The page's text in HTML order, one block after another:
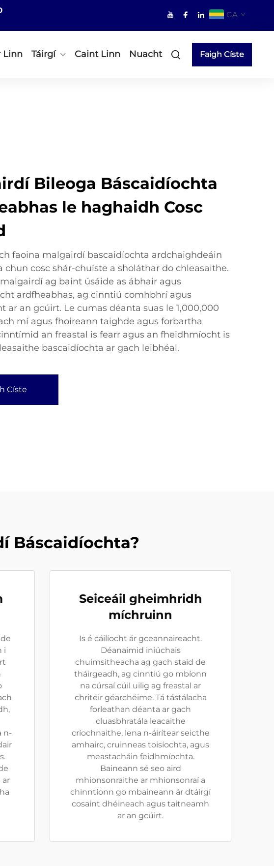
GA
Linn Táirgí Caint Linn Nuacht Faigh Císte
Bileoga Báscaidíochta
le haghaidh Cosc
faoina malgairdí bascaidíochta ardchaighdeáin
chun cosc shár-chuíste a sholáthar do chleasaithe.
ag baint úsáide as ábhair agus
ardfheabhas, ag cinntiú comhbhrí agus
ar an gcúirt. Le cumas déanta suas le 1,000,000
mí agus fhoireann taighde agus forbartha
an freastal is fearr agus an fheidhmíocht is
bascaidíochta ar gach leibhéal.
Císte
Báscaidíochta?
i
n-
ar
Seiceáil gheimhridh
míchruinn
Is é cáilíocht ár gceannaireacht.
Déanaimid iniúchais
chuimsitheacha ag gach staid de
tháirgeadh, ag cinntiú go mbíonn
na cúrsaí cúil uilig ag freastal ar
chritéir géarchéime. Tá tástálacha
forleathan déanta ar gach
cluasbhratála leacaithe
críochnaithe, lena n-áirítear seicthe
amhairc, cruinneas toisíochta, agus
meastacháin feidhmíochta.
Baineann sé seo aird
mhionsonraithe ar mhionsonraí a
chinntíonn go mbaineann ár dtáirgí
cosaint dhéineach agus taitneamh
ar an gcúirt.